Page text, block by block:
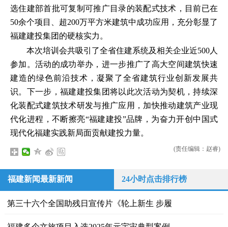
选住建部首批可复制可推广目录的装配式技术，目前已在
50余个项目、超200万平方米建筑中成功应用，充分彰显了
福建建投集团的硬核实力。
本次培训会共吸引了全省住建系统及相关企业近500人
参加。活动的成功举办，进一步推广了高大空间建筑快速
建造的绿色前沿技术，凝聚了全省建筑行业创新发展共
识。下一步，福建建投集团将以此次活动为契机，持续深
化装配式建筑技术研发与推广应用，加快推动建筑产业现
代化进程，不断擦亮“福建建投”品牌，为奋力开创中国式
现代化福建实践新局面贡献建投力量。
(责任编辑：赵睿)
福建新闻最新新闻 24小时点击排行榜
第三十六个全国助残日宣传片《轮上新生 步履